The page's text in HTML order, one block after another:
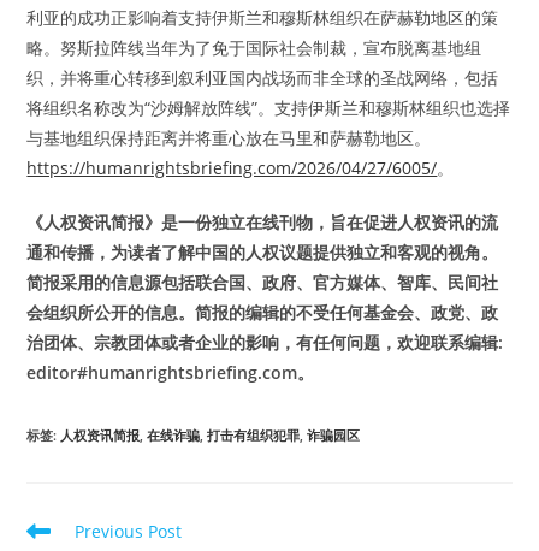
利亚的成功正影响着支持伊斯兰和穆斯林组织在萨赫勒地区的策
略。努斯拉阵线当年为了免于国际社会制裁，宣布脱离基地组
织，并将重心转移到叙利亚国内战场而非全球的圣战网络，包括
将组织名称改为“沙姆解放阵线”。支持伊斯兰和穆斯林组织也选择
与基地组织保持距离并将重心放在马里和萨赫勒地区。
https://humanrightsbriefing.com/2026/04/27/6005/。
《人权资讯简报》是一份独立在线刊物，旨在促进人权资讯的流
通和传播，为读者了解中国的人权议题提供独立和客观的视角。
简报采用的信息源包括联合国、政府、官方媒体、智库、民间社
会组织所公开的信息。简报的编辑的不受任何基金会、政党、政
治团体、宗教团体或者企业的影响，有任何问题，欢迎联系编辑:
editor#humanrightsbriefing.com。
标签: 人权资讯简报 在线诈骗 打击有组织犯罪 诈骗园区
Read
Previous Post